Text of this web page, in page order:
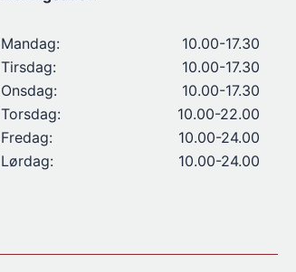
Mandag:
10.00-17.30
Tirsdag:
10.00-17.30
Onsdag:
10.00-17.30
Torsdag:
10.00-22.00
Fredag:
10.00-24.00
Lørdag:
10.00-24.00